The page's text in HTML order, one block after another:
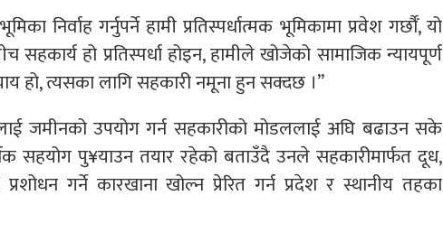
निर्वाह गर्नुपर्ने हामी प्रतिस्पर्धात्मक भूमिकामा प्रवेश गर्छौँ, यो
हो प्रतिस्पर्धा होइन, हामीले खोजेको सामाजिक न्यायपूर्ण
हो, त्यसका लागि सहकारी नमूना हुन सक्दछ ।”
जमीनको उपयोग गर्न सहकारीको मोडललाई अघि बढाउन सके
सहयोग पु¥याउन तयार रहेको बताउँदै उनले सहकारीमार्फत दूध,
गर्ने कारखाना खोल्न प्रेरित गर्न प्रदेश र स्थानीय तहका